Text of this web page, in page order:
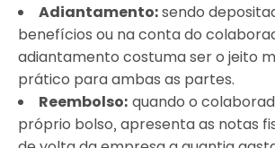
Adiantamento:sendo
benefícios ou na conta do
adiantamento costuma ser o jeito
prático para ambas as partes.
Reembolso: quando o
próprio bolso, apresenta as notas